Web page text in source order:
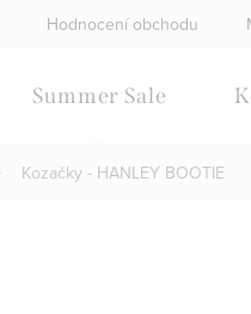
Hodnocení obchodu
Summer Sale
Kozačky - HANLEY BOOTIE